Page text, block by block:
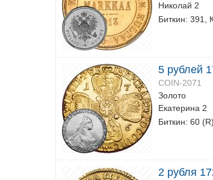
Николай 2
Биткин: 391,
5 рублей
COIN-2071
Золото
Екатерина 2
Биткин: 60
2 рубля